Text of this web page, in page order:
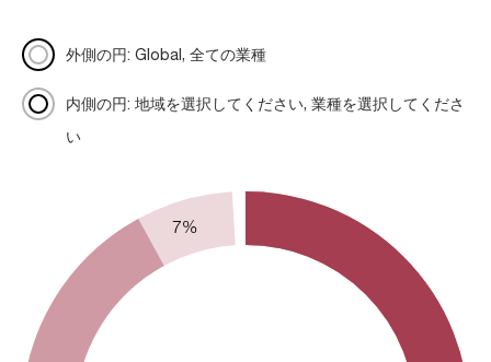
外側の円: Global, 全ての業種
内側の円: 地域を選択してください, 業種を選択してくださ
い
7%